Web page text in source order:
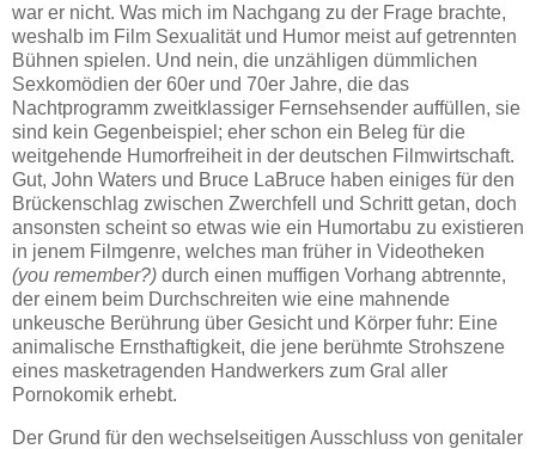
war er nicht. Was mich im Nachgang zu der Frage brachte,
weshalb im Film Sexualität und Humor meist auf getrennten
Bühnen spielen. Und nein, die unzähligen dümmlichen
Sexkomödien der 60er und 70er Jahre, die das
Nachtprogramm zweitklassiger Fernsehsender auffüllen, sie
sind kein Gegenbeispiel; eher schon ein Beleg für die
weitgehende Humorfreiheit in der deutschen Filmwirtschaft.
Gut, John Waters und Bruce LaBruce haben einiges für den
Brückenschlag zwischen Zwerchfell und Schritt getan, doch
ansonsten scheint so etwas wie ein Humortabu zu existieren
in jenem Filmgenre, welches man früher in Videotheken
(you remember?) durch einen muffigen Vorhang abtrennte,
der einem beim Durchschreiten wie eine mahnende
unkeusche Berührung über Gesicht und Körper fuhr: Eine
animalische Ernsthaftigkeit, die jene berühmte Strohszene
eines masketragenden Handwerkers zum Gral aller
Pornokomik erhebt.
Der Grund für den wechselseitigen Ausschluss von genitaler